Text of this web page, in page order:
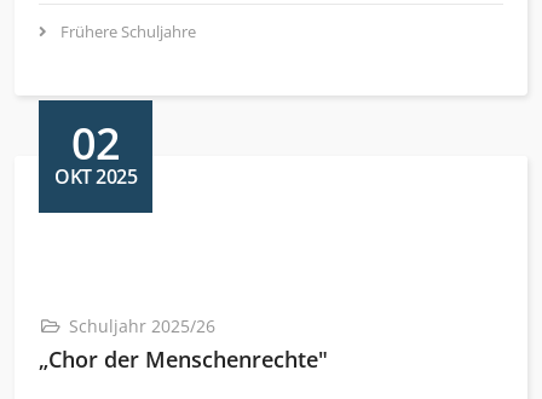
Frühere Schuljahre
02
OKT 2025
Schuljahr 2025/26
„Chor der Menschenrechte"